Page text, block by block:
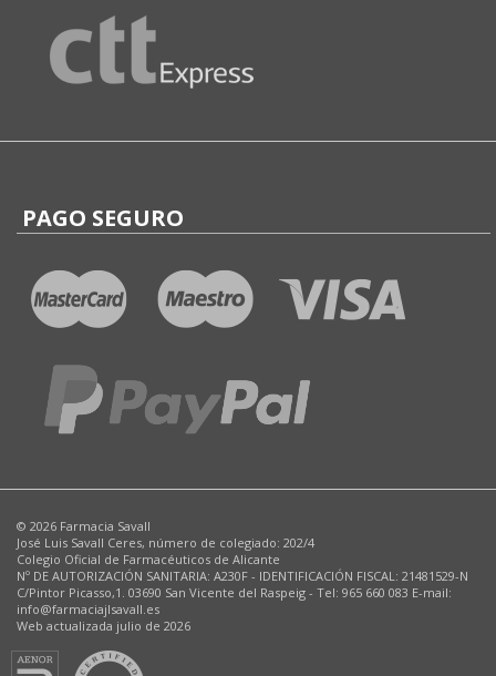
PAGO SEGURO
© 2026 Farmacia Savall
José Luis Savall Ceres, número de colegiado: 202/4
Colegio Oficial de Farmacéuticos de Alicante
Nº DE AUTORIZACIÓN SANITARIA: A230F - IDENTIFICACIÓN FISCAL: 21481529-N
C/Pintor Picasso,1. 03690 San Vicente del Raspeig - Tel: 965 660 083 E-mail:
info@farmaciajlsavall.es
Web actualizada julio de 2026